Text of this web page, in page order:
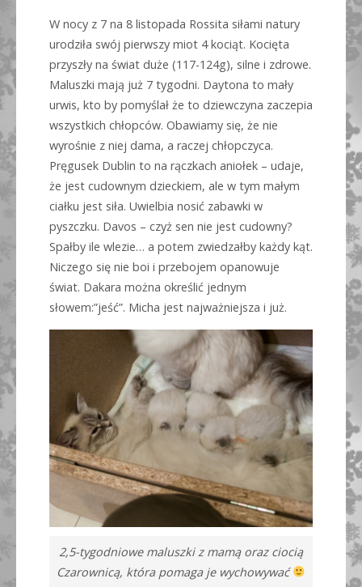
W nocy z 7 na 8 listopada Rossita siłami natury
urodziła swój pierwszy miot 4 kociąt. Kocięta
przyszły na świat duże (117-124g), silne i zdrowe.
Maluszki mają już 7 tygodni. Daytona to mały
urwis, kto by pomyślał że to dziewczyna zaczepia
wszystkich chłopców. Obawiamy się, że nie
wyrośnie z niej dama, a raczej chłopczyca.
Pręgusek Dublin to na rączkach aniołek – udaje,
że jest cudownym dzieckiem, ale w tym małym
ciałku jest siła. Uwielbia nosić zabawki w
pyszczku. Davos – czyż sen nie jest cudowny?
Spałby ile wlezie… a potem zwiedzałby każdy kąt.
Niczego się nie boi i przebojem opanowuje
świat. Dakara można określić jednym
słowem:”jeść”. Micha jest najważniejsza i już.
2,5-tygodniowe maluszki z mamą oraz ciocią
Czarownicą, która pomaga je wychowywać